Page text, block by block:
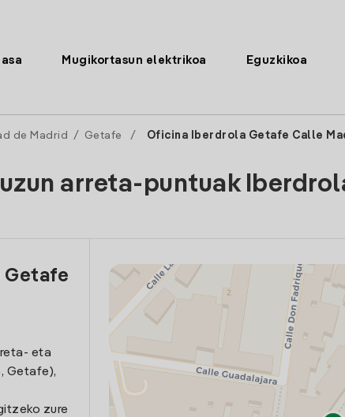
Mugikortasun elektrikoa Eguzkikoa
de Madrid / Getafe / Oficina Iberdrola Getafe Calle
arreta-puntuak
Getafe
eta
Getafe),
zure